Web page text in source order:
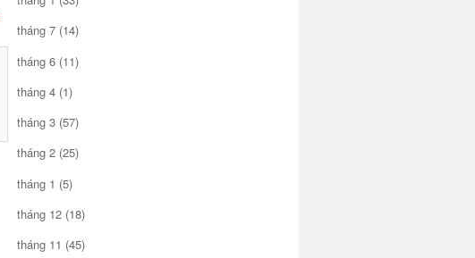
tháng 7 (14)
tháng 6 (11)
tháng 4 (1)
tháng 3 (57)
tháng 2 (25)
tháng 1 (5)
tháng 12 (18)
tháng 11 (45)